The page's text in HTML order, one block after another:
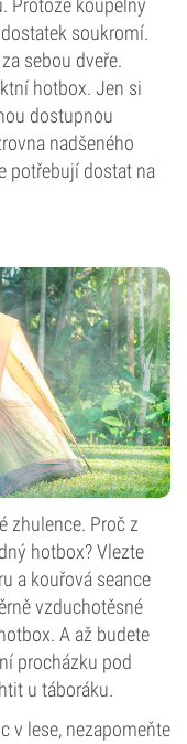
Protože koupelny
soukromí.
sebou dveře.
hotbox. Jen si
dostupnou
nadšeného
potřebují dostat na
zhulence. Proč z
hotbox? Vlezte
a kouřová seance
vzduchotěsné
A až budete
procházku pod
u táboráku.
v lese, nezapomeňte